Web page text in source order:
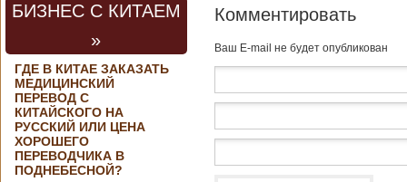
БИЗНЕС С КИТАЕМ
»
ГДЕ В КИТАЕ ЗАКАЗАТЬ
МЕДИЦИНСКИЙ
ПЕРЕВОД С
КИТАЙСКОГО НА
РУССКИЙ ИЛИ ЦЕНА
ХОРОШЕГО
ПЕРЕВОДЧИКА В
ПОДНЕБЕСНОЙ?
Комментировать
Baш E-mail не будет опубликован